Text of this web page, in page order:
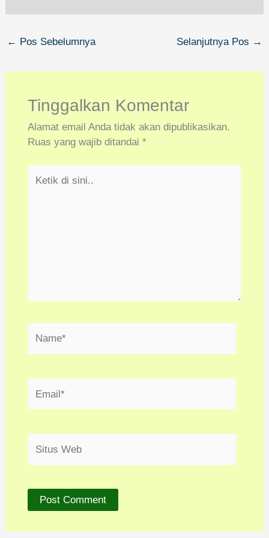
← Pos Sebelumnya Selanjutnya Pos →
Tinggalkan Komentar
Alamat email Anda tidak akan dipublikasikan.
Ruas yang wajib ditandai *
Web